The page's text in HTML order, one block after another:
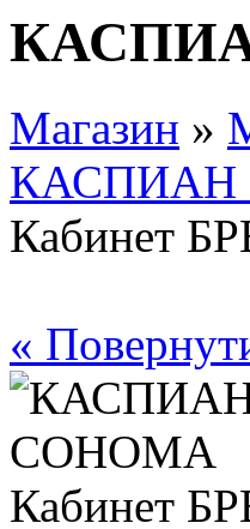
Магазин »
КАСПИАН
Кабинет
«